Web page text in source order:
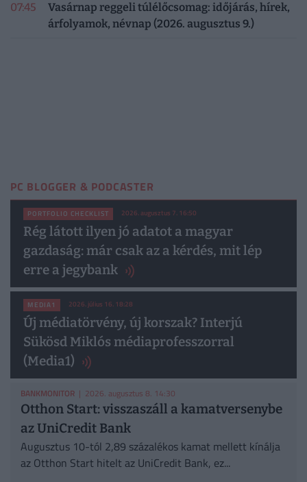
07:45
Vasárnap reggeli túlélőcsomag: időjárás, hírek,
árfolyamok, névnap (2026. augusztus 9.)
PC BLOGGER & PODCASTER
PORTFOLIO CHECKLIST 2026. augusztus 7. 16:50
Rég látott ilyen jó adatot a magyar
gazdaság: már csak az a kérdés, mit lép
erre a jegybank
MEDIA1 2026. július 16. 18:28
Új médiatörvény, új korszak? Interjú
Sükösd Miklós médiaprofesszorral
(Media1)
BANKMONITOR | 2026. augusztus 8. 14:30
Otthon Start: visszaszáll a kamatversenybe
az UniCredit Bank
Augusztus 10-tól 2,89 százalékos kamat mellett kínálja
az Otthon Start hitelt az UniCredit Bank, ez...